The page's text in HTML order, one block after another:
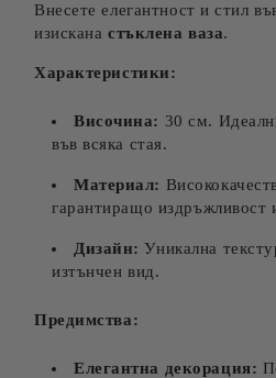
Внесете елегантност и стил
изисканастъклена ваза.
Характеристики:
Височина: 30 см.
във всяка стая.
Материал:
гарантиращо издръжливост
Дизайн: Уникална
изтънчен вид.
Предимства:
Елегантна декорация: